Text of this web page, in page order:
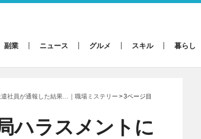
副業 ニュース グルメ スキル 暮らし
社員が通報した結果…｜職場ミステリー 3ページ目
ハラスメントに